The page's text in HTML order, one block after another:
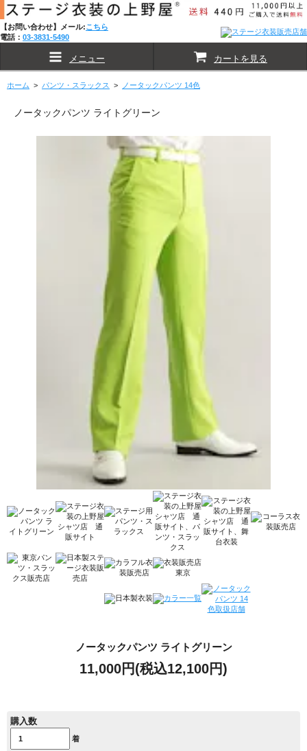
【お問い合わせ】メール:こちら
電話： 03-3831-5490
メニュー カートを見る
ホーム > パンツ・スラックス > ノータックパンツ 14色
ノータックパンツ ライトグリーン
ノータックパンツ ライトグリーン
11,000円(税込12,100円)
購入数
着